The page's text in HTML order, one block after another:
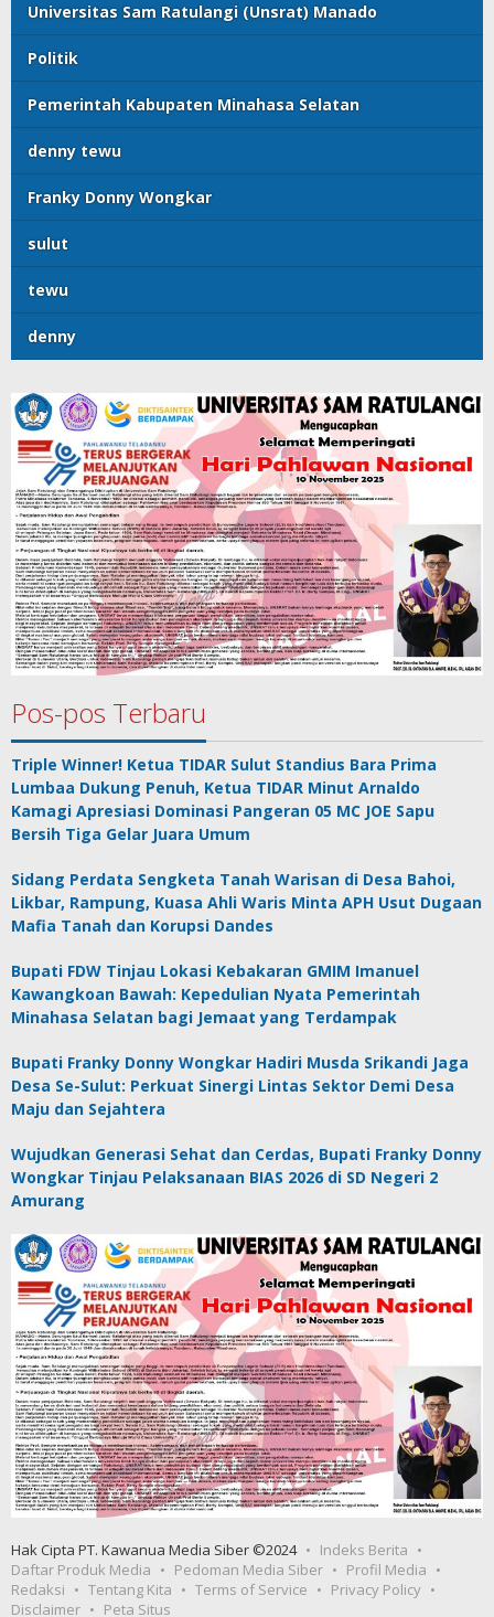
Universitas Sam Ratulangi (Unsrat) Manado
Politik
Pemerintah Kabupaten Minahasa Selatan
denny tewu
Franky Donny Wongkar
sulut
tewu
denny
Pos-pos Terbaru
Triple Winner! Ketua TIDAR Sulut Standius Bara Prima
Lumbaa Dukung Penuh, Ketua TIDAR Minut Arnaldo
Kamagi Apresiasi Dominasi Pangeran 05 MC JOE Sapu
Bersih Tiga Gelar Juara Umum
Sidang Perdata Sengketa Tanah Warisan di Desa Bahoi,
Likbar, Rampung, Kuasa Ahli Waris Minta APH Usut Dugaan
Mafia Tanah dan Korupsi Dandes
Bupati FDW Tinjau Lokasi Kebakaran GMIM Imanuel
Kawangkoan Bawah: Kepedulian Nyata Pemerintah
Minahasa Selatan bagi Jemaat yang Terdampak
Bupati Franky Donny Wongkar Hadiri Musda Srikandi Jaga
Desa Se-Sulut: Perkuat Sinergi Lintas Sektor Demi Desa
Maju dan Sejahtera
Wujudkan Generasi Sehat dan Cerdas, Bupati Franky Donny
Wongkar Tinjau Pelaksanaan BIAS 2026 di SD Negeri 2
Amurang
Hak Cipta PT. Kawanua Media Siber ©2024
Indeks Berita
Daftar Produk Media
Pedoman Media Siber
Profil Media
Redaksi
Tentang Kita Terms of Service
Privacy Policy
Disclaimer
Peta Situs